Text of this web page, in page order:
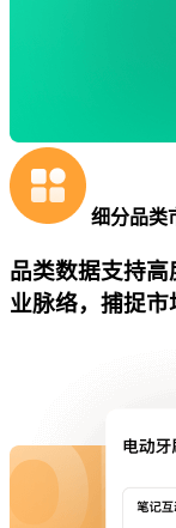
细分品类
品类数据支持
业脉络，捕捉市